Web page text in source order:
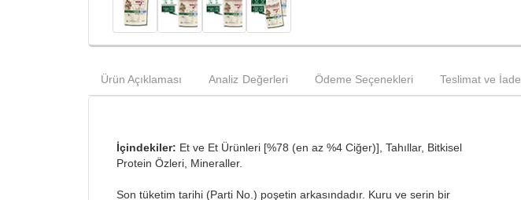
Ürün Açıklaması Analiz Değerleri Ödeme Seçenekleri Teslimat ve İade
İçindekiler: Et ve Et Ürünleri [%78 (en az %4 Ciğer)], Tahıllar, Bitkisel
Protein Özleri, Mineraller.
Son tüketim tarihi (Parti No.) poşetin arkasındadır. Kuru ve serin bir